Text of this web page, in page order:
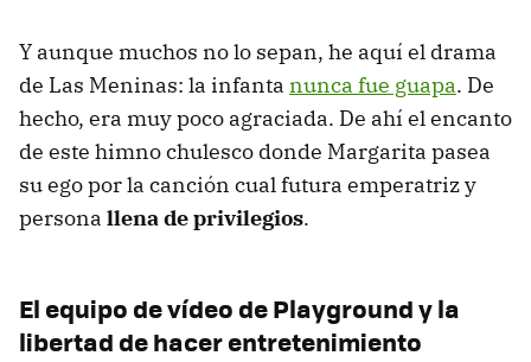
Y aunque muchos no lo sepan, he aquí el drama
de Las Meninas: la infanta nunca fue guapa. De
hecho, era muy poco agraciada. De ahí el encanto
de este himno chulesco donde Margarita pasea
su ego por la canción cual futura emperatriz y
persona llena de privilegios.
El equipo de vídeo de Playground y la
libertad de hacer entretenimiento